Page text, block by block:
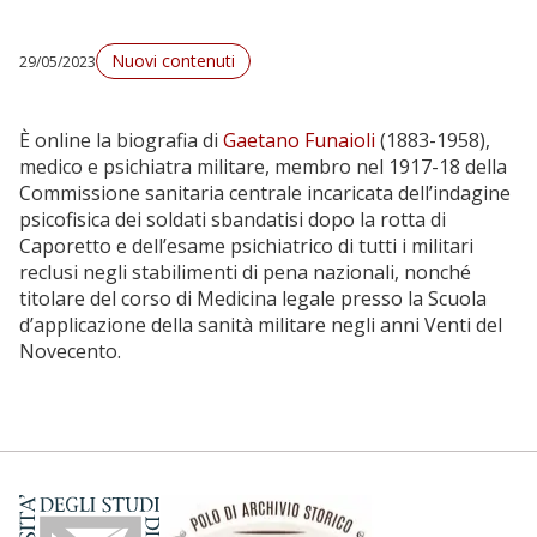
29/05/2023 Nuovi contenuti
È online la biografia di Gaetano Funaioli (1883-1958),
medico e psichiatra militare, membro nel 1917-18 della
Commissione sanitaria centrale incaricata dell’indagine
psicofisica dei soldati sbandatisi dopo la rotta di
Caporetto e dell’esame psichiatrico di tutti i militari
reclusi negli stabilimenti di pena nazionali, nonché
titolare del corso di Medicina legale presso la Scuola
d’applicazione della sanità militare negli anni Venti del
Novecento.